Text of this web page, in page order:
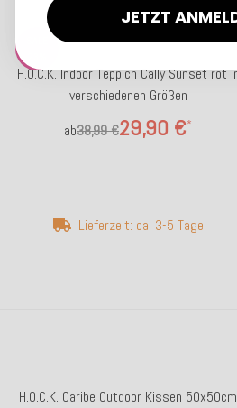
H.O.C.K. Indoor Teppich Cally Sunset rot
verschiedenen Größen
ab
29,90 €*
38,99 €
Lieferzeit: ca. 3-5 Tage
H.O.C.K. Caribe Outdoor Kissen 50x50cm
JETZT